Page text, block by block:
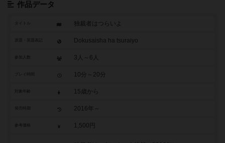
作品データ
タイトル 独裁者はつらいよ
Dokusaisha ha tsuraiyo
参加人数 3人～6人
10分～20分
15歳から
2016年～
参考価格 1,500円